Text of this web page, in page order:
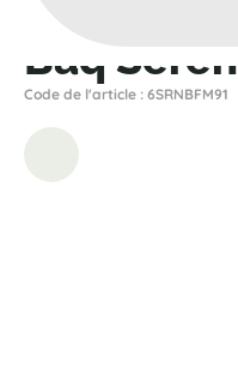
Baq Seren
Code de l'article : 6SRNBFM91